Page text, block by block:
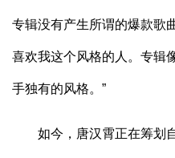
专辑没有产生所谓的爆款歌
喜欢我这个风格的人。专辑
手独有的风格。”
如今，唐汉霄正在筹划自